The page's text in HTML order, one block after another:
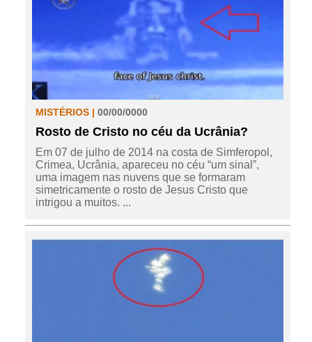
MISTÉRIOS | 00/00/0000
Rosto de Cristo no céu da Ucrânia?
Em 07 de julho de 2014 na costa de Simferopol,
Crimea, Ucrânia, apareceu no céu “um sinal”,
uma imagem nas nuvens que se formaram
simetricamente o rosto de Jesus Cristo que
intrigou a muitos. ...